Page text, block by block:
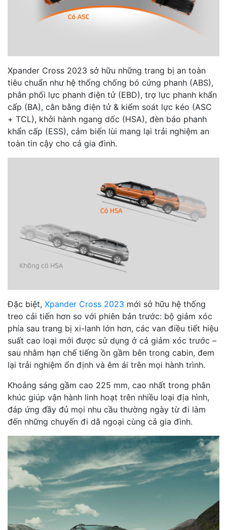
Xpander Cross 2023 sở hữu những trang bị an toàn
tiêu chuẩn như hệ thống chống bó cứng phanh (ABS),
phân phối lực phanh điện tử (EBD), trợ lực phanh khẩn
cấp (BA), cân bằng điện tử & kiểm soát lực kéo (ASC
+ TCL), khởi hành ngang dốc (HSA), đèn báo phanh
khẩn cấp (ESS), cảm biến lùi mang lại trải nghiệm an
toàn tin cậy cho cả gia đình.
Đặc biệt, Xpander Cross 2023 mới sở hữu hệ thống
treo cải tiến hơn so với phiên bản trước: bộ giảm xóc
phía sau trang bị xi-lanh lớn hơn, các van điều tiết hiệu
suất cao loại mới được sử dụng ở cả giảm xóc trước –
sau nhằm hạn chế tiếng ồn gầm bên trong cabin, đem
lại trải nghiệm ổn định và êm ái trên mọi hành trình.
Khoảng sáng gầm cao 225 mm, cao nhất trong phân
khúc giúp vận hành linh hoạt trên nhiều loại địa hình,
đáp ứng đầy đủ mọi nhu cầu thường ngày từ đi làm
đến những chuyến đi dã ngoại cùng cả gia đình.